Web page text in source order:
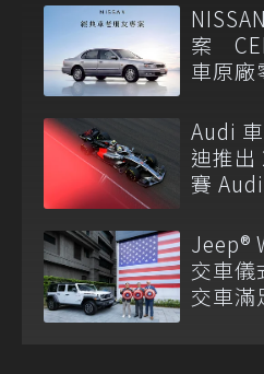
案
車原廠
Audi
迪推出
賽
Jeep®
交車
交車滿